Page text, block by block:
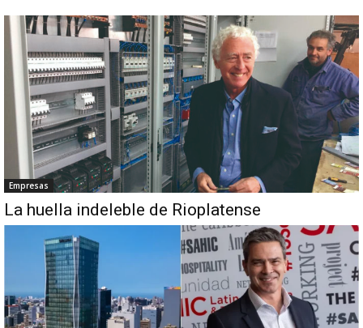
Empresas
La huella indeleble de Rioplatense